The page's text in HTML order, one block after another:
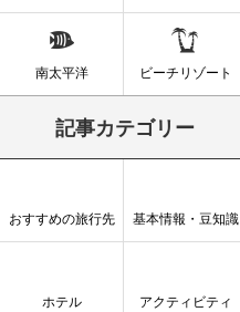
南太平洋 ビーチリゾート
記事カテゴリー
おすすめの旅行先 基本情報・豆知識
ホテル アクティビティ